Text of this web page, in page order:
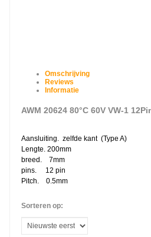
Omschrijving
Reviews
Informatie
AWM 20624 80°C 60V VW-1
Aansluiting. zelfde kant (Type A)
Lengte. 200mm
breed. 7mm
pins. 12 pin
Pitch. 0.5mm
Sorteren op: